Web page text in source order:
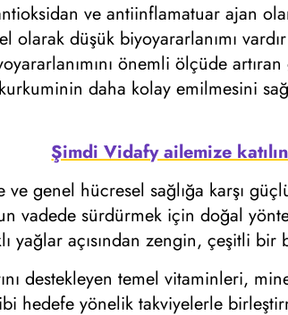
ve antiinflamatuar ajan
düşük biyoyararlanımı
önemli ölçüde
daha kolay emilmesini
Şimdi Vidafy ailemize
genel hücresel sağlığa karşı
vadede sürdürmek için doğal
yağlar açısından zengin, çeşitli
destekleyen temel vitaminleri,
yönelik takviyelerle